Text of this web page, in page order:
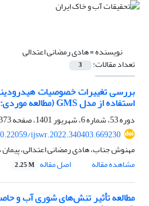
نویسنده =هادی رمضانی اعتدالی
تعداد مقالات: 3
بررسی تغییرات خصوصیات
استفاده از مدل GMS (مطالعه موردی: آبخوان دشت قزوین)
دوره 53، شماره 6، شهریور 1401، صفحه
1386
ijswr.2022.340403.669230
مهنوش جناب، هادی رمضانی اعتدالی،
مشاهده مقاله
اصل مقاله 2.25 M
مطالعه تأثیر تنش‌های شوری آب و